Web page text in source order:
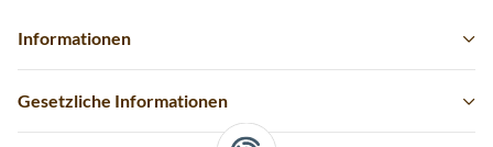
Informationen
Gesetzliche Informationen